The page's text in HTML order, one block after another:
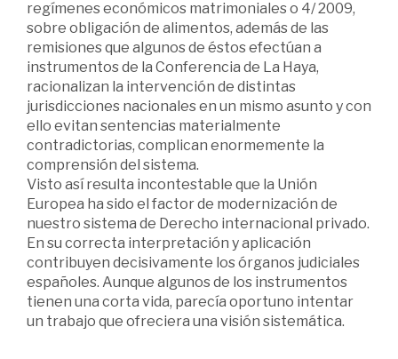
regímenes económicos matrimoniales o 4/ 2009,
sobre obligación de alimentos, además de las
remisiones que algunos de éstos efectúan a
instrumentos de la Conferencia de La Haya,
racionalizan la intervención de distintas
jurisdicciones nacionales en un mismo asunto y con
ello evitan sentencias materialmente
contradictorias, complican enormemente la
comprensión del sistema.
Visto así resulta incontestable que la Unión
Europea ha sido el factor de modernización de
nuestro sistema de Derecho internacional privado.
En su correcta interpretación y aplicación
contribuyen decisivamente los órganos judiciales
españoles. Aunque algunos de los instrumentos
tienen una corta vida, parecía oportuno intentar
un trabajo que ofreciera una visión sistemática.